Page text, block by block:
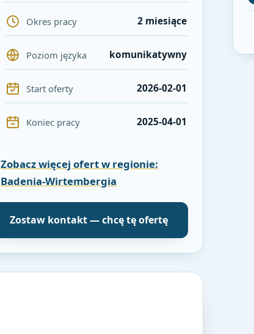
Okres pracy 2 miesiące
Poziom języka komunikatywny
Start oferty 2026-02-01
Koniec pracy 2025-04-01
Zobacz więcej ofert w regionie:
Badenia-Wirtembergia
Zostaw kontakt — chcę tę ofertę